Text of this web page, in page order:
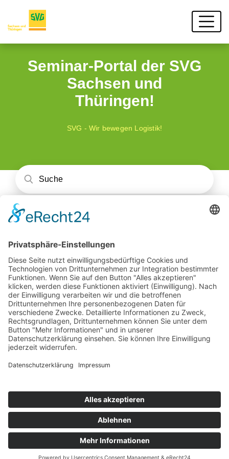
Seminar-Portal der SVG
Sachsen und
Thüringen!
SVG - Wir bewegen Logistik!
Unser Schulungsangebot
Alle Standorte Dresden Erfurt Leipzig
Mehr Filter
Keine Aufzeichnungen gefunden
© 2026 by SVG Beratungs- und
Schulungsgesellschaft mbH
Kontakt Unser Impressum Datenschutz Teilnahmebedingungen
Vertrag widerrufen